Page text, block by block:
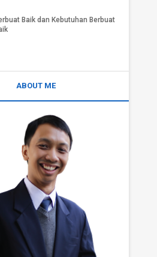
Baik dan Kebutuhan Berbuat
ABOUT ME